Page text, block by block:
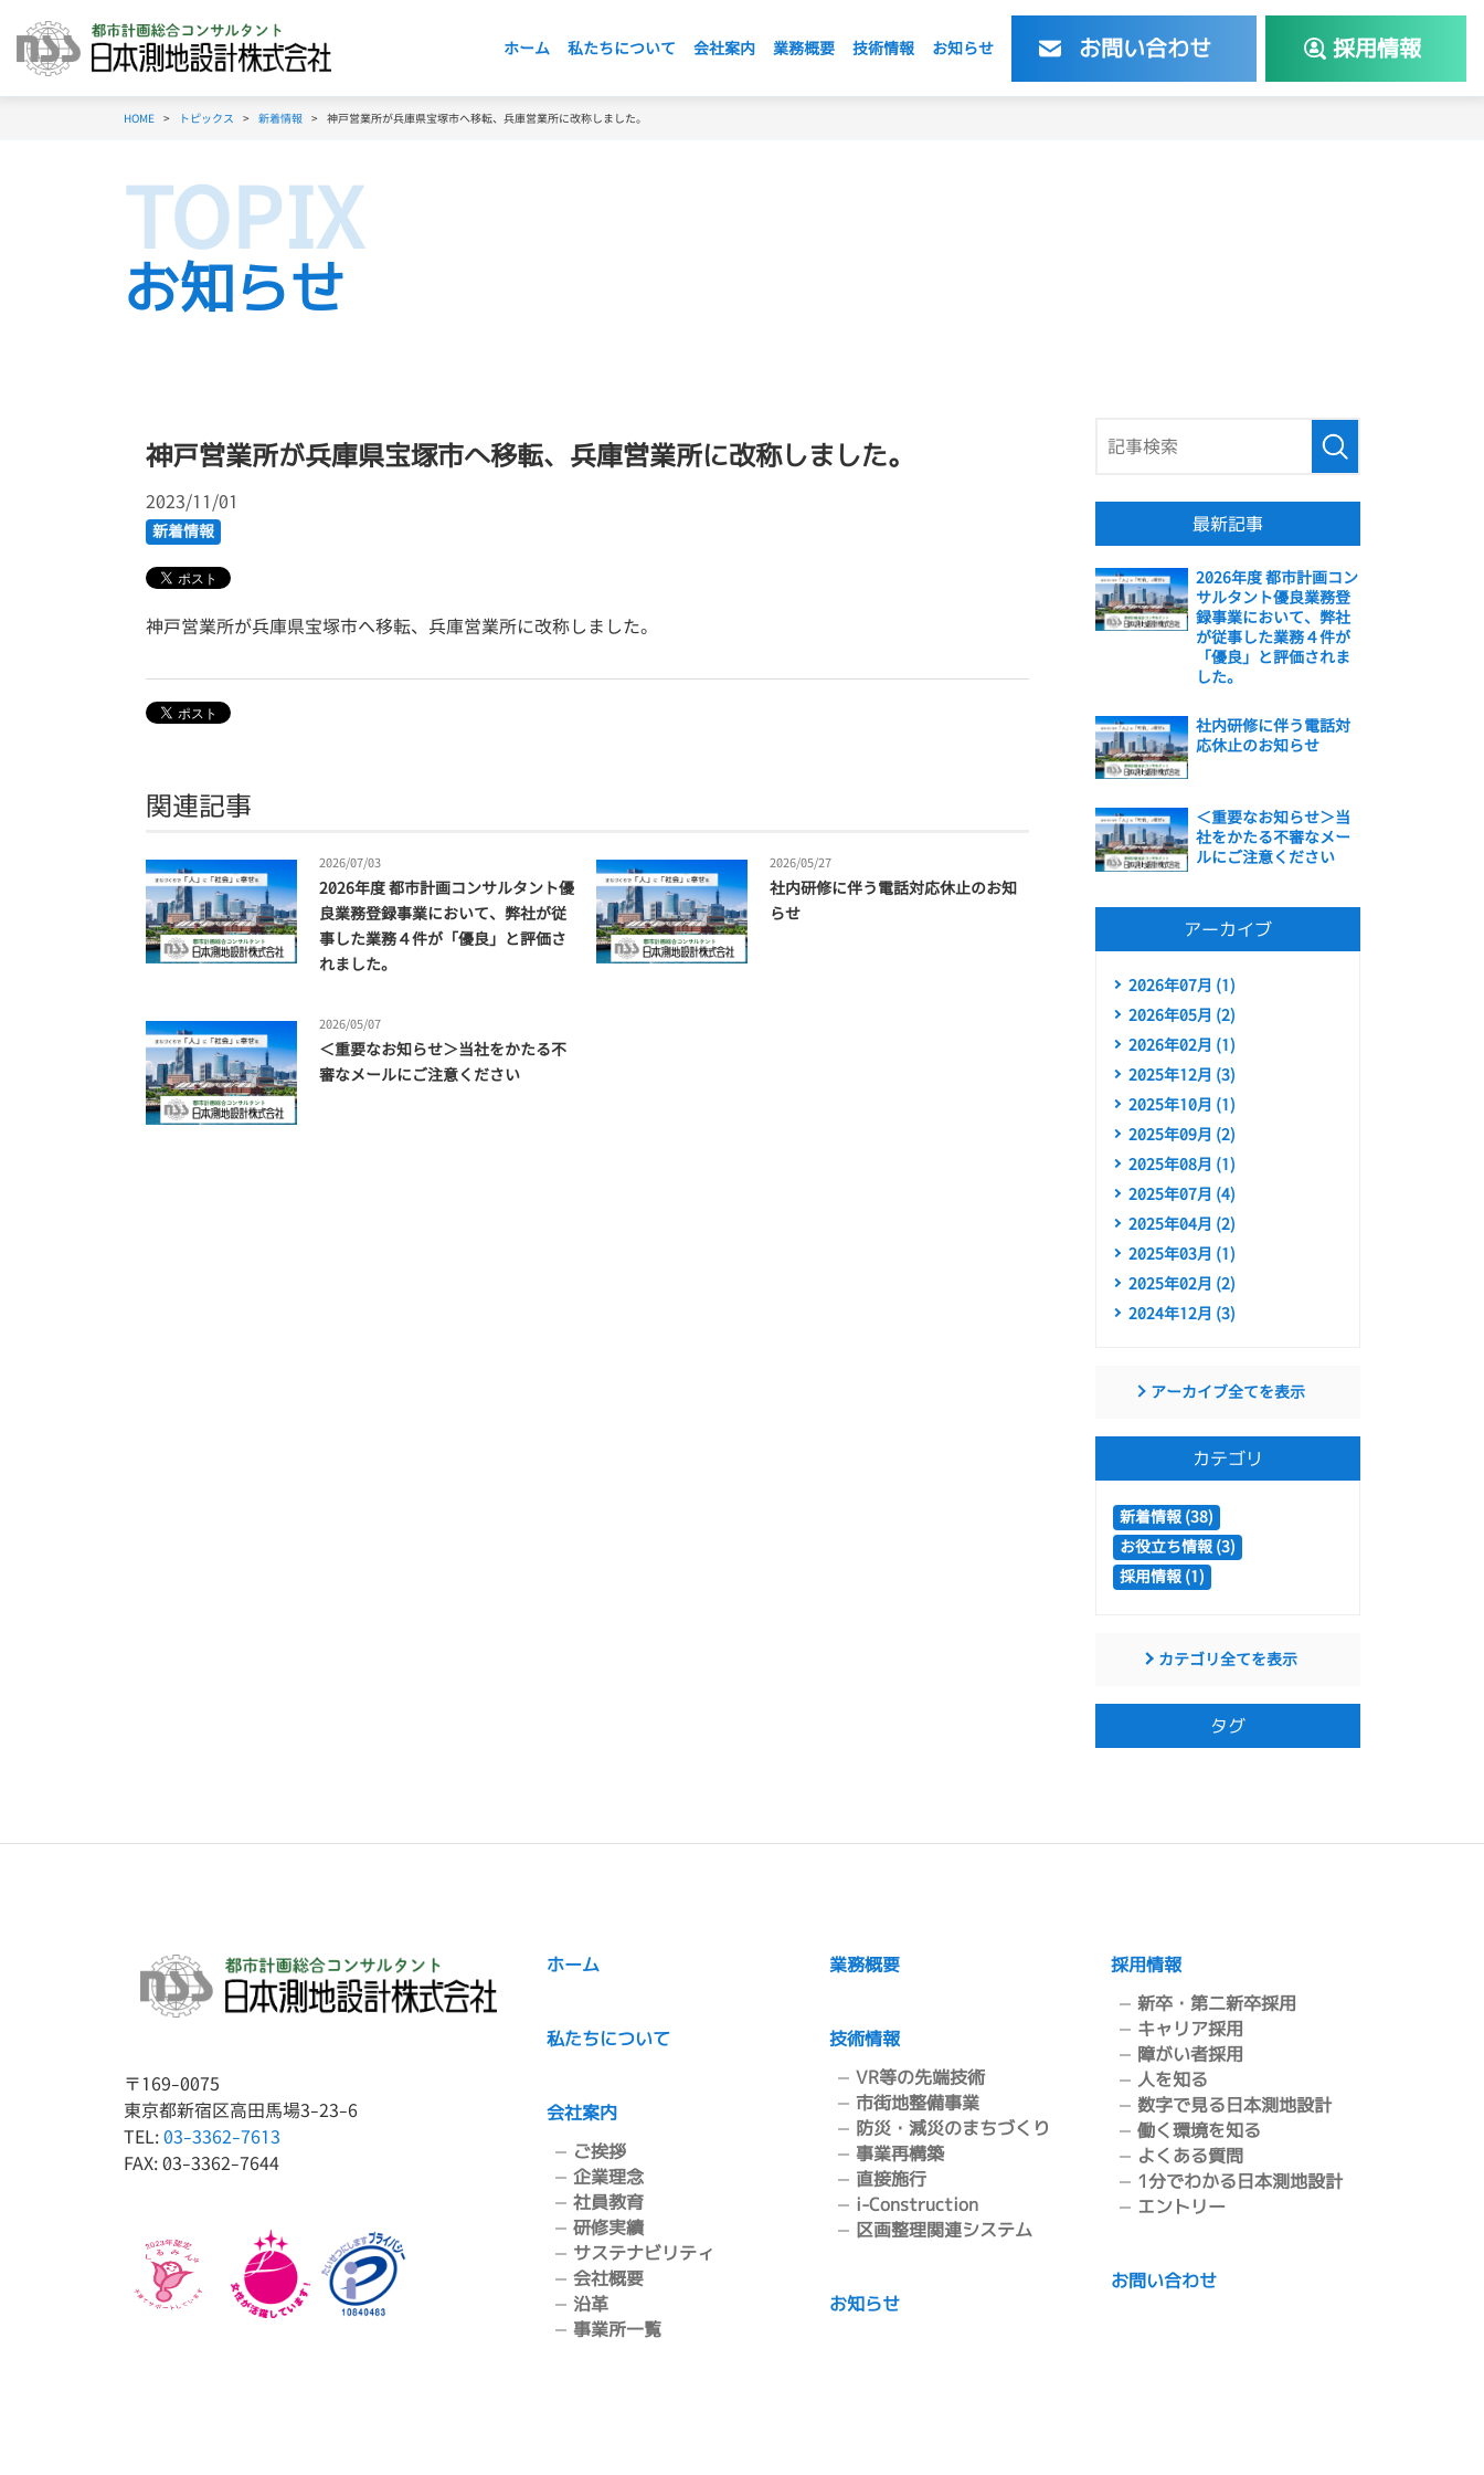
ホーム 私たちについて 会社案内 業務概要 技術情報 お知らせ お問い合わせ 採用情報
HOME トピックス 新着情報 神戸営業所が兵庫県宝塚市へ移転、兵庫営業所に改称しました。
お知らせ
神戸営業所が兵庫県宝塚市へ移転、兵庫営業所に改称しました。
2023/11/01
新着情報
神戸営業所が兵庫県宝塚市へ移転、兵庫営業所に改称しました。
関連記事
2026/07/03
2026年度 都市計画コンサルタント優
良業務登録事業において、弊社が従
事した業務４件が「優良」と評価さ
れました。
2026/05/27
社内研修に伴う電話対応休止のお知
らせ
2026/05/07
＜重要なお知らせ＞当社をかたる不
審なメールにご注意ください
最新記事
2026年度 都市計画コン
サルタント優良業務登
録事業において、弊社
が従事した業務４件が
「優良」と評価されま
した。
社内研修に伴う電話対
応休止のお知らせ
＜重要なお知らせ＞当
社をかたる不審なメー
ルにご注意ください
アーカイブ
2026年07月 (1)
2026年05月 (2)
2026年02月 (1)
2025年12月 (3)
2025年10月 (1)
2025年09月 (2)
2025年08月 (1)
2025年07月 (4)
2025年04月 (2)
2025年03月 (1)
2025年02月 (2)
2024年12月 (3)
アーカイブ全てを表示
カテゴリ
新着情報 (38)
お役立ち情報 (3)
採用情報 (1)
カテゴリ全てを表示
タグ
〒169-0075
東京都新宿区高田馬場3-23-6
TEL:03-3362-7613
FAX: 03-3362-7644
ホーム
私たちについて
会社案内
ご挨拶
企業理念
社員教育
研修実績
サステナビリティ
会社概要
沿革
事業所一覧
業務概要
技術情報
VR等の先端技術
市街地整備事業
防災・減災のまちづくり
事業再構築
直接施行
i-Construction
区画整理関連システム
お知らせ
採用情報
新卒・第二新卒採用
キャリア採用
障がい者採用
人を知る
数字で見る日本測地設計
働く環境を知る
よくある質問
1分でわかる日本測地設計
エントリー
お問い合わせ